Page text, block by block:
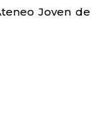
Joven de